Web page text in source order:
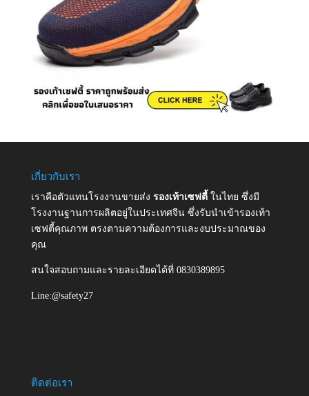
เกี่ยวกับเรา
เราคือตัวแทนโรงงานขายส่ง รองเท้าเซฟตี้ ในไทย ซึ่งมี
โรงงานฐานการผลิตอยู่ในประเทศจีน ซึ่งรับนำเข้ารองเท้า
เซฟตี้คุณภาพ ตรงตามความต้องการและงบประมาณของ
คุณ
สนใจสอบถามและรายละเอียดได้ที่ 0830389895
Line:@safety27
ติดต่อเรา